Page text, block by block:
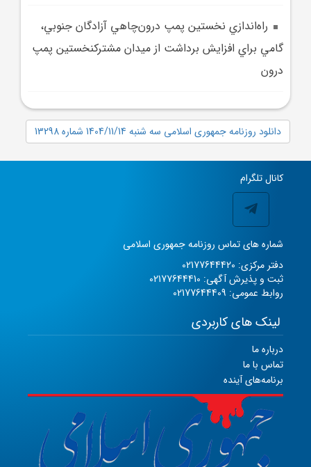
راه‌اندازي نخستين پمپ درون‌چاهي آزادگان جنوبي،
گامي براي افزايش برداشت از ميدان مشترکنخستين پمپ
درون
دانلود روزنامه جمهوری اسلامی سه شنبه 1404/11/14 شماره 13298
کانال تلگرام
شماره های تماس روزنامه جمهوری اسلامی
دفتر مرکزی: 02177644420
ثبت و پذیرش آگهی: 02177644410
روابط عمومی: 02177644409
لینک های کاربردی
درباره ما
تماس با ما
برنامه‌های آینده